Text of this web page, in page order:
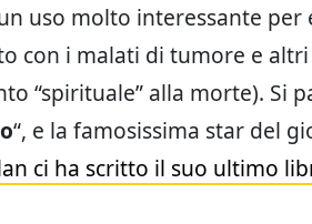
uso molto interessante per
con i malati di tumore e
“spirituale” alla morte). Si
“, e la famosissima star del
ci ha scritto il suo ultimo